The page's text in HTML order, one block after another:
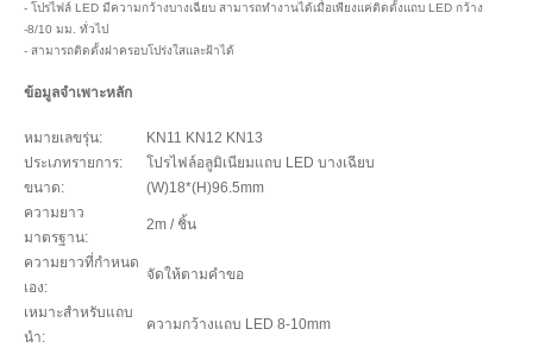
- โปรไฟล์ LED มีความกว้างบางเฉียบ สามารถทำงานได้เมื่อเพียงแค่ติดตั้งแถบ LED กว้าง
-8/10 มม. ทั่วไป
- สามารถติดตั้งฝาครอบโปร่งใสและฝ้าได้
ข้อมูลจำเพาะหลัก
หมายเลขรุ่น:
KN11 KN12 KN13
ประเภทรายการ:
โปรไฟล์อลูมิเนียมแถบ LED บางเฉียบ
ขนาด:
(W)18*(H)96.5mm
ความยาว
มาตรฐาน:
2m / ชิ้น
ความยาวที่กำหนด
เอง:
จัดให้ตามคำขอ
เหมาะสำหรับแถบ
นำ:
ความกว้างแถบ LED 8-10mm